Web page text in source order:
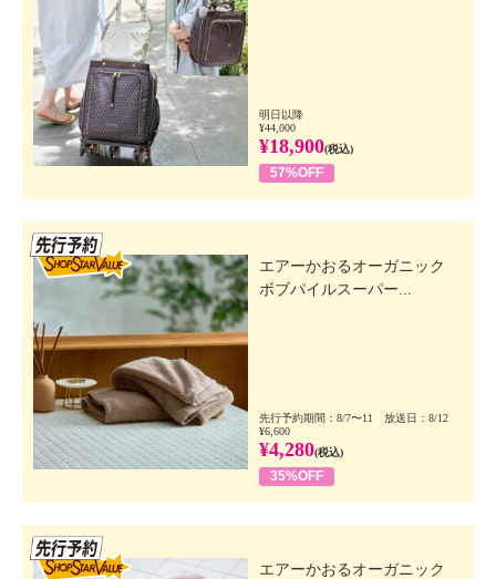
明日以降
¥44,000
¥18,900(税込)
57%OFF
エアーかおるオーガニック
ボブパイルスーパー...
先行予約期間：8/7〜11 放送日：8/12
¥6,600
¥4,280(税込)
35%OFF
エアーかおるオーガニック